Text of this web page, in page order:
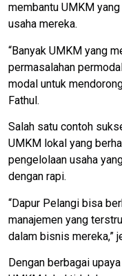
membantu UMKM
usaha mereka.
“Banyak UMKM yang
permasalahan
modal untuk
Fathul.
Salah satu contoh
UMKM lokal yang
pengelolaan usaha
dengan rapi.
“Dapur Pelangi bisa
manajemen yang
dalam bisnis mereka,”
Dengan berbagai